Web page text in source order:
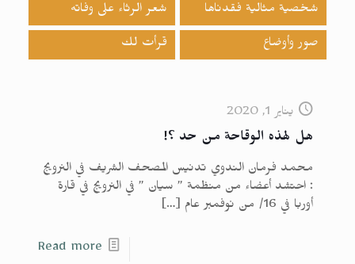
شخصية مثالية فقدناها شعر الرثاء على وفاته
صور وأوضاع قرأت لك
يناير 1, 2020
هل لهذه الوقاحة من حد ؟!
محمد فرمان الندوي تدنيس المصحف الشريف في النرويج
: احتشد أعضاء من منظمة ” سيان ” في النرويج في قارة
أوربا في 16/ من نوفمبر عام
[…]
Read more